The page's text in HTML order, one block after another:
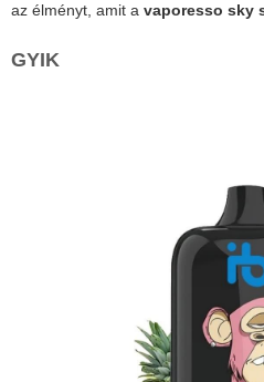
az élményt, amit a vaporesso sky
GYIK